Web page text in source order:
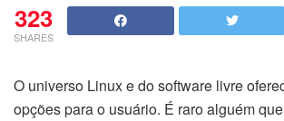
323
SHARES
O universo Linux e do software livre
opções para o usuário. É raro alguém